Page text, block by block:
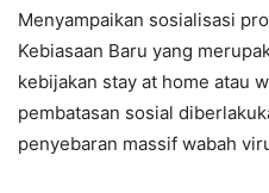
Menyampaikan sosialisasi
Kebiasaan Baru yang
kebijakan stay at home atau
pembatasan sosial
penyebaran massif wabah